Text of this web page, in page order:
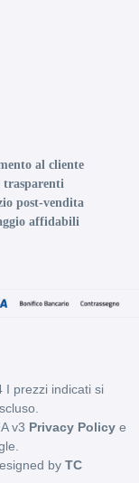
al cliente
trasparenti
post-vendita
affidabili
I prezzi indicati si
v3 Privacy Policy e
by TC